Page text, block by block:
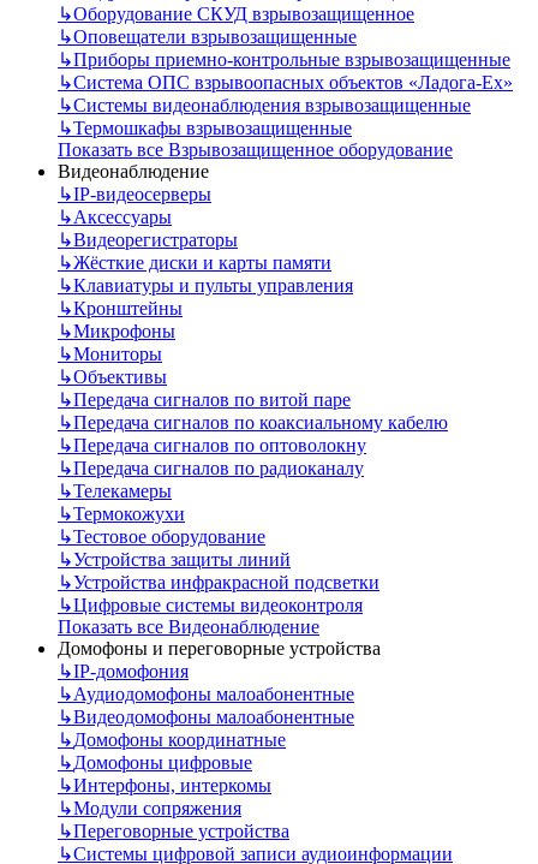
↳Оборудование СКУД взрывозащищенное
↳Оповещатели взрывозащищенные
↳Приборы приемно-контрольные взрывозащищенные
↳Система ОПС взрывоопасных объектов «Ладога-Ex»
↳Системы видеонаблюдения взрывозащищенные
↳Термошкафы взрывозащищенные
Показать все Взрывозащищенное оборудование
Видеонаблюдение
↳IP-видеосерверы
↳Аксессуары
↳Видеорегистраторы
↳Жёсткие диски и карты памяти
↳Клавиатуры и пульты управления
↳Кронштейны
↳Микрофоны
↳Мониторы
↳Объективы
↳Передача сигналов по витой паре
↳Передача сигналов по коаксиальному кабелю
↳Передача сигналов по оптоволокну
↳Передача сигналов по радиоканалу
↳Телекамеры
↳Термокожухи
↳Тестовое оборудование
↳Устройства защиты линий
↳Устройства инфракрасной подсветки
↳Цифровые системы видеоконтроля
Показать все Видеонаблюдение
Домофоны и переговорные устройства
↳IP-домофония
↳Аудиодомофоны малоабонентные
↳Видеодомофоны малоабонентные
↳Домофоны координатные
↳Домофоны цифровые
↳Интерфоны, интеркомы
↳Модули сопряжения
↳Переговорные устройства
↳Системы цифровой записи аудиоинформации